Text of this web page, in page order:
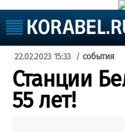
Судоходство
Судоремонт
События
Пресс-релизы
Порты
22.02.2023 15:33 / события
Станции
55 лет!